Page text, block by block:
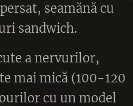
seamănă cu
sandwich.
a nervurilor,
mai mică (100-120
cu un model